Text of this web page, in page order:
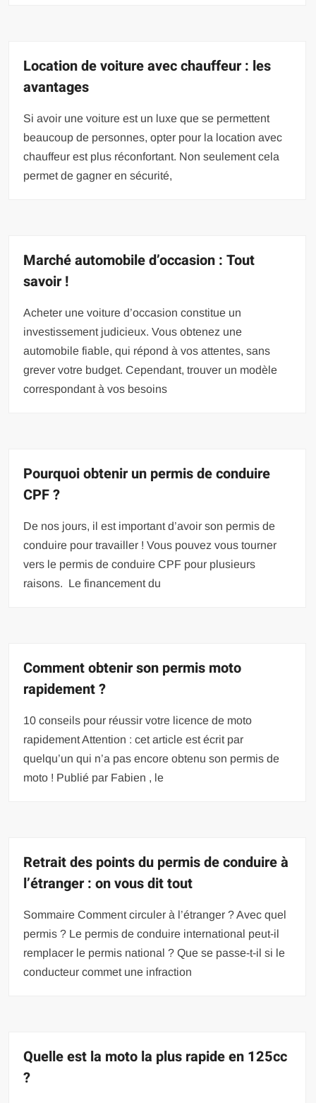
Location de voiture avec chauffeur : les
avantages
Si avoir une voiture est un luxe que se permettent
beaucoup de personnes, opter pour la location avec
chauffeur est plus réconfortant. Non seulement cela
permet de gagner en sécurité,
Marché automobile d’occasion : Tout
savoir !
Acheter une voiture d’occasion constitue un
investissement judicieux. Vous obtenez une
automobile fiable, qui répond à vos attentes, sans
grever votre budget. Cependant, trouver un modèle
correspondant à vos besoins
Pourquoi obtenir un permis de conduire
CPF ?
De nos jours, il est important d’avoir son permis de
conduire pour travailler ! Vous pouvez vous tourner
vers le permis de conduire CPF pour plusieurs
raisons. Le financement du
Comment obtenir son permis moto
rapidement ?
10 conseils pour réussir votre licence de moto
rapidement Attention : cet article est écrit par
quelqu’un qui n’a pas encore obtenu son permis de
moto ! Publié par Fabien , le
Retrait des points du permis de conduire à
l’étranger : on vous dit tout
Sommaire Comment circuler à l’étranger ? Avec quel
permis ? Le permis de conduire international peut-il
remplacer le permis national ? Que se passe-t-il si le
conducteur commet une infraction
Quelle est la moto la plus rapide en 125cc
?